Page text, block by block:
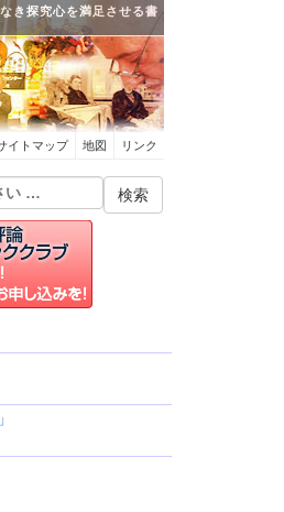
き探究心を満足させる書
イトマップ 地図 リンク